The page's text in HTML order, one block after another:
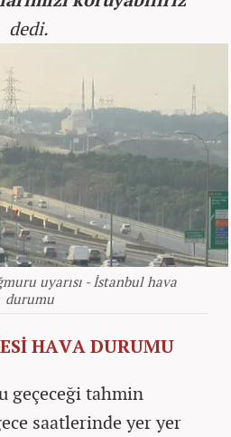
dedi.
uyarısı - İstanbul hava
durumu
HAVA DURUMU
geçeceği tahmin
saatlerinde yer yer